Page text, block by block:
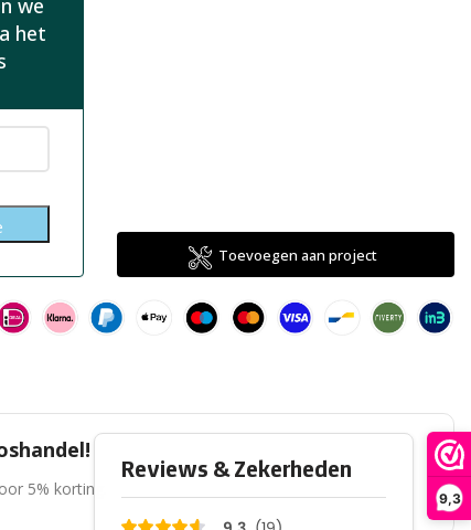
9,3
we
het
Toevoegen aan project
5% korting.